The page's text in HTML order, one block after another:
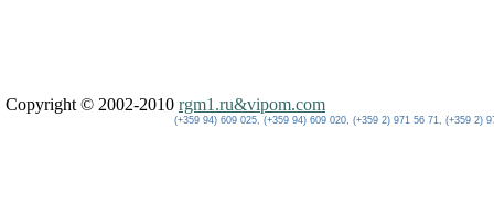
Copyright © 2002-2010 rgm1.ru&vipom.com
(+359 94) 609 025, (+359 94) 609 020, (+359 2) 971 56 71, (+359 2)